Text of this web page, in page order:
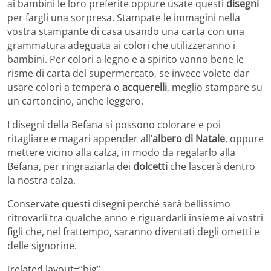
ai bambini le loro preferite oppure usate questi disegni
per fargli una sorpresa. Stampate le immagini nella
vostra stampante di casa usando una carta con una
grammatura adeguata ai colori che utilizzeranno i
bambini. Per colori a legno e a spirito vanno bene le
risme di carta del supermercato, se invece volete dar
usare colori a tempera o acquerelli, meglio stampare su
un cartoncino, anche leggero.
I disegni della Befana si possono colorare e poi
ritagliare e magari appender all’albero di Natale, oppure
mettere vicino alla calza, in modo da regalarlo alla
Befana, per ringraziarla dei dolcetti che lascerà dentro
la nostra calza.
Conservate questi disegni perché sarà bellissimo
ritrovarli tra qualche anno e riguardarli insieme ai vostri
figli che, nel frattempo, saranno diventati degli ometti e
delle signorine.